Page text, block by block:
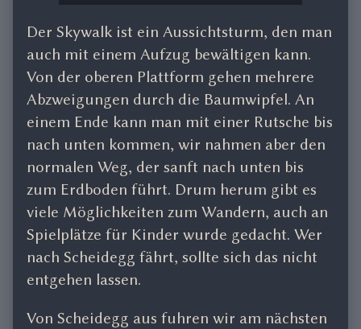
Der Skywalk ist ein Aussichtsturm, den man
auch mit einem Aufzug bewältigen kann.
Von der oberen Plattform gehen mehrere
Abzweigungen durch die Baumwipfel. An
einem Ende kann man mit einer Rutsche bis
nach unten kommen, wir nahmen aber den
normalen Weg, der sanft nach unten bis
zum Erdboden führt. Drum herum gibt es
viele Möglichkeiten zum Wandern, auch an
Spielplätze für Kinder wurde gedacht. Wer
nach Scheidegg fährt, sollte sich das nicht
entgehen lassen.
Von Scheidegg aus fuhren wir am nächsten